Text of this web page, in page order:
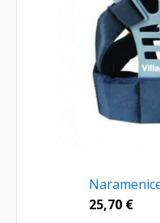
25,70 €